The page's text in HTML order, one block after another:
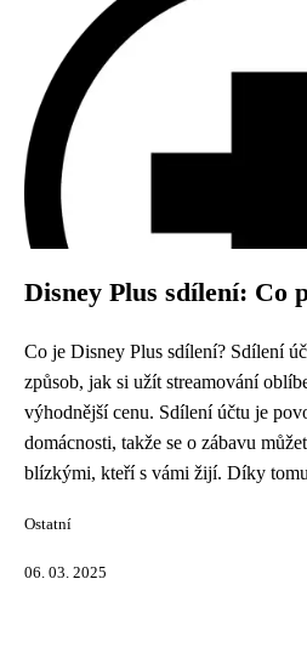
Disney Plus sdílení: Co
Co je Disney Plus sdílení? Sdílení
způsob, jak si užít streamování
výhodnější cenu. Sdílení účtu je
domácnosti, takže se o zábavu
blízkými, kteří s vámi žijí. Díky
Ostatní
06. 03. 2025